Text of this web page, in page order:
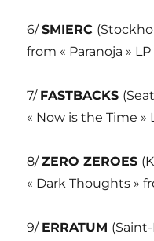
6/SMIERC
from « Paranoja » LP
7/ FASTBACKS
« Now is the Time »
8/ZERO ZEROES
« Dark Thoughts »
9/ ERRATUM